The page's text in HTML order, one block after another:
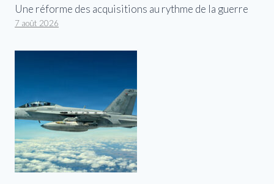
Une réforme des acquisitions au rythme de la guerre
7 août 2026